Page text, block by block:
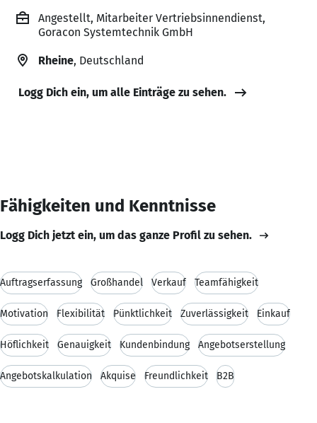
Angestellt, Mitarbeiter Vertriebsinnendienst,
Goracon Systemtechnik GmbH
Rheine, Deutschland
Logg Dich ein, um alle Einträge zu sehen.
Fähigkeiten und Kenntnisse
Logg Dich jetzt ein, um das ganze Profil zu sehen.
Auftragserfassung Großhandel Verkauf Teamfähigkeit
Motivation Flexibilität Pünktlichkeit Zuverlässigkeit Einkauf
Höflichkeit Genauigkeit Kundenbindung Angebotserstellung
Angebotskalkulation Akquise Freundlichkeit B2B